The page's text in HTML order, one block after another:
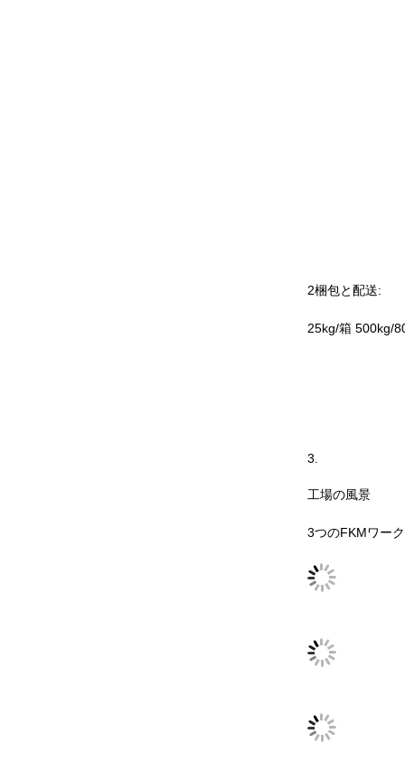
2梱包と配送:
25kg/箱 500kg/
3.
工場の風景
3つのFKMワー
4.CNASが承認し